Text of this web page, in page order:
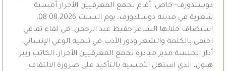
دوسلدورف- خاص: أقام تجمع المعرفيين الأحرار أمسية
شعرية في مدينة دوسلدورف، يوم السبت 08.08.2026،
استضاف خلالها الشاعر حفيظ عبد الرحمن، في لقاء ثقافي
احتفى بالكلمة والشعر ودور الأدب في تنمية الوعي الإنساني.
أدار الجلسة مدير مبادرة تجمع المعرفيين الأحرار، الكاتب ريبر
هبون، الذي استهل الأمسية بالتأكيد على ضرورة الالتفاف